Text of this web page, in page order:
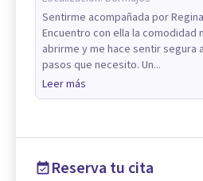
Sentirme acompañada por
Encuentro con ella la comodidad
abrirme y me hace sentir segura
pasos que necesito. Un...
Leer más
Reserva tu cita